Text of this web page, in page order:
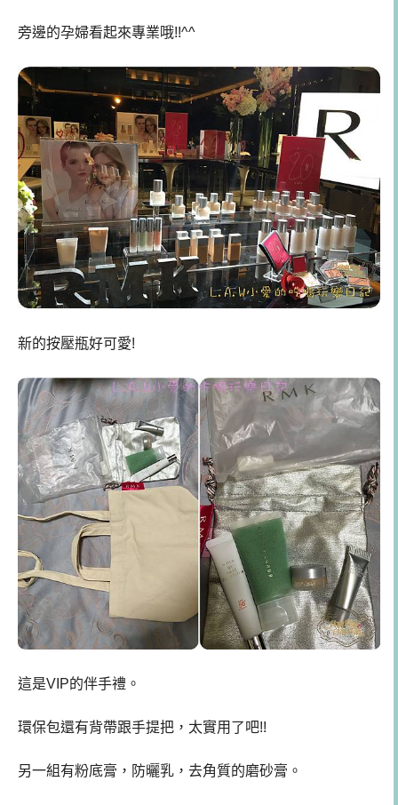
旁邊的孕婦看起來專業哦!!^^
新的按壓瓶好可愛!
這是VIP的伴手禮。
環保包還有背帶跟手提把，太實用了吧!!
另一組有粉底膏，防曬乳，去角質的磨砂膏。